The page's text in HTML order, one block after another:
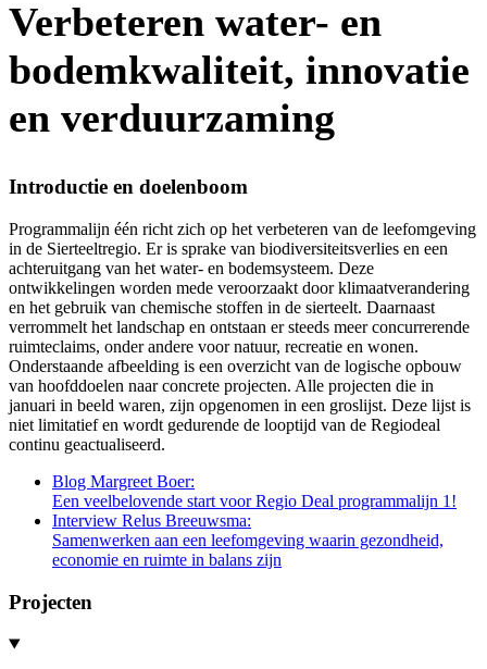
Verbeteren water- en
bodemkwaliteit, innovatie
en verduurzaming
Introductie en doelenboom
Programmalijn één richt zich op het verbeteren van de leefomgeving
in de Sierteeltregio. Er is sprake van biodiversiteitsverlies en een
achteruitgang van het water- en bodemsysteem. Deze
ontwikkelingen worden mede veroorzaakt door klimaatverandering
en het gebruik van chemische stoffen in de sierteelt. Daarnaast
verrommelt het landschap en ontstaan er steeds meer concurrerende
ruimteclaims, onder andere voor natuur, recreatie en wonen.
Onderstaande afbeelding is een overzicht van de logische opbouw
van hoofddoelen naar concrete projecten. Alle projecten die in
januari in beeld waren, zijn opgenomen in een groslijst. Deze lijst is
niet limitatief en wordt gedurende de looptijd van de Regiodeal
continu geactualiseerd.
Blog Margreet Boer:
Een veelbelovende start voor Regio Deal programmalijn 1!
Interview Relus Breeuwsma:
Samenwerken aan een leefomgeving waarin gezondheid,
economie en ruimte in balans zijn
Projecten